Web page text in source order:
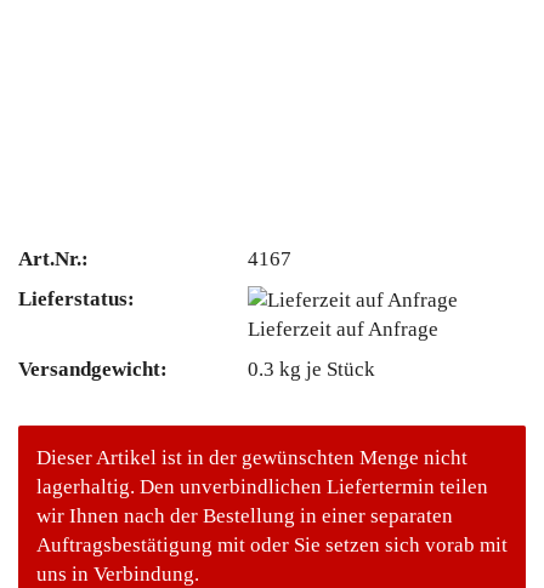
Art.Nr.:
4167
Lieferstatus:
Lieferzeit auf Anfrage
Versandgewicht:
0.3 kg je Stück
Dieser Artikel ist in der gewünschten Menge nicht
lagerhaltig. Den unverbindlichen Liefertermin teilen
wir Ihnen nach der Bestellung in einer separaten
Auftragsbestätigung mit oder Sie setzen sich vorab mit
uns in Verbindung.